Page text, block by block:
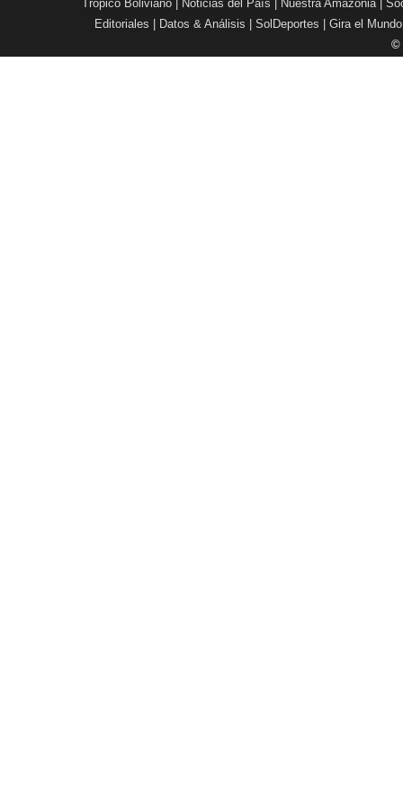
Trópico Boliviano Noticias del País Nuestra Amazonia|
Editoriales
Datos & Análisis SolDeportes Gira el Mundo
©